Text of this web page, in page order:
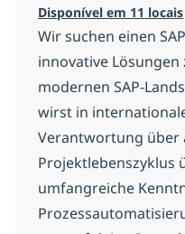
Disponível em 11 locais
Wir suchen einen
innovative
modernen SAP-
wirst in
Verantwortung über
Projektlebenszyklus
umfangreiche